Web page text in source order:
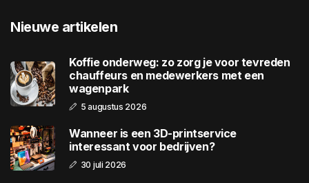
Nieuwe artikelen
Koffie onderweg: zo zorg je voor tevreden
chauffeurs en medewerkers met een
wagenpark
5 augustus 2026
Wanneer is een 3D-printservice
interessant voor bedrijven?
30 juli 2026